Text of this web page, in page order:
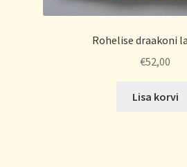
Rohelise draakoni
€52,00
Lisa korvi